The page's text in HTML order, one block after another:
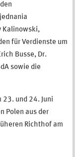
Kalinowski,
für Verdienste um
Busse, Dr.
sowie die
23. und 24. Juni
Polen aus der
Richthof am